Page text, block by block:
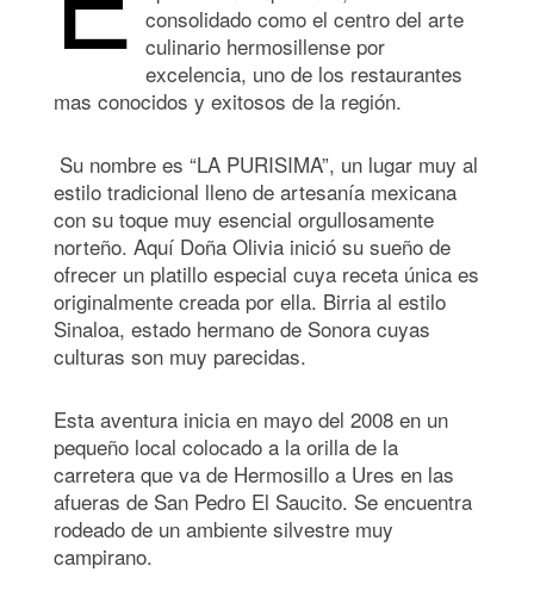
consolidado como el centro del arte
culinario hermosillense por
excelencia, uno de los restaurantes
mas conocidos y exitosos de la región.
Su nombre es “LA PURISIMA”, un lugar muy al
estilo tradicional lleno de artesanía mexicana
con su toque muy esencial orgullosamente
norteño. Aquí Doña Olivia inició su sueño de
ofrecer un platillo especial cuya receta única es
originalmente creada por ella. Birria al estilo
Sinaloa, estado hermano de Sonora cuyas
culturas son muy parecidas.
Esta aventura inicia en mayo del 2008 en un
pequeño local colocado a la orilla de la
carretera que va de Hermosillo a Ures en las
afueras de San Pedro El Saucito. Se encuentra
rodeado de un ambiente silvestre muy
campirano.